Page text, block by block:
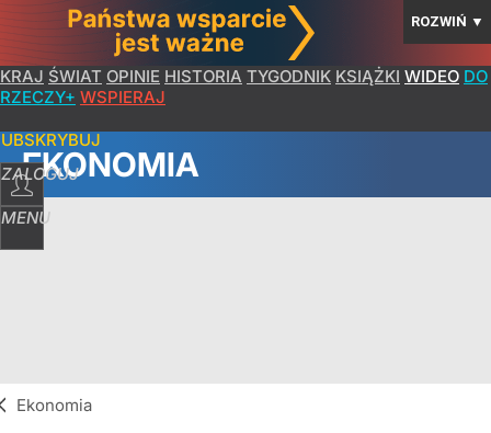
ROZWIŃ ▼
KRAJ ŚWIAT OPINIE HISTORIA TYGODNIK KSIĄŻKI WIDEO DO
RZECZY+ WSPIERAJ
ZALOGUJ
MENU
EKONOMIA
Ekonomia